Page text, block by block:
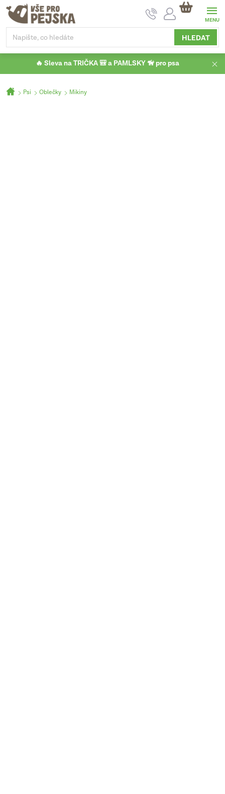
Přejít
obsah
HLEDAT
NÁKUPNÍ
KOŠÍK
🔥 Sleva na TRIČKA 🎒 a PAMLSKY 🦮 pro psa
Domů
Psi Oblečky Mikiny